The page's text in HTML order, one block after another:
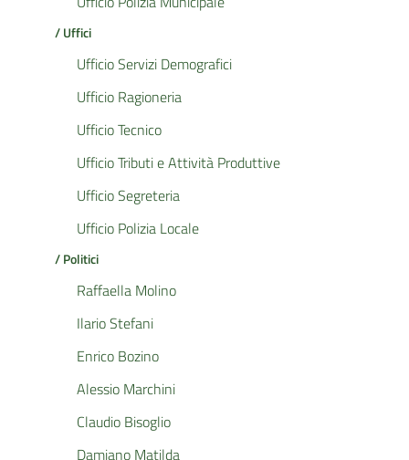
/ Uffici
Ufficio Servizi Demografici
Ufficio Ragioneria
Ufficio Tecnico
Ufficio Tributi e Attività Produttive
Ufficio Segreteria
Ufficio Polizia Locale
/ Politici
Raffaella Molino
Ilario Stefani
Enrico Bozino
Alessio Marchini
Claudio Bisoglio
Damiano Matilda